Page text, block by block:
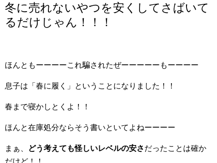
冬に売れないやつを安くしてさばいて
るだけじゃん！！！
ほんともーーーーこれ騙されたぜーーーーーもーーーー
息子は「春に履く」ということになりました！！
春まで寝かしとくよ！！
ほんと在庫処分ならそう書いといてよねーーーー
まぁ、 どう考えても怪しいレベルの安さだったことは確か
だけど！！